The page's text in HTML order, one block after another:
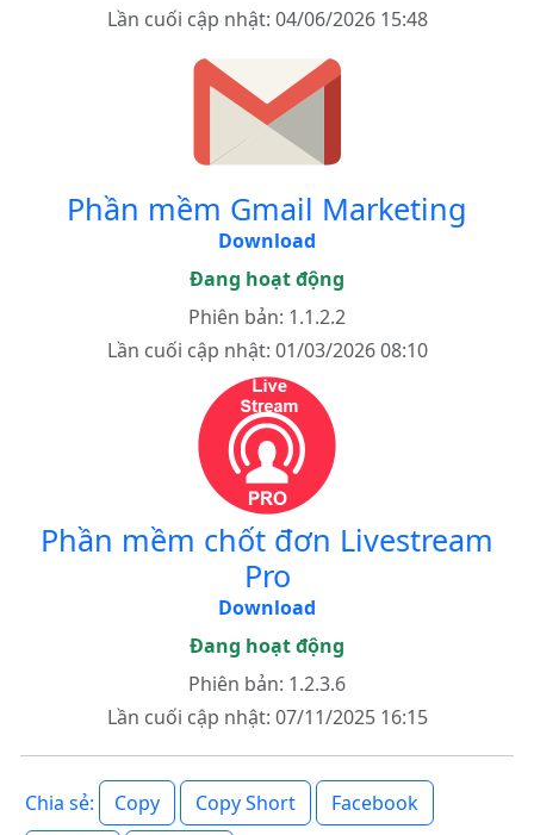
Lần cuối cập nhật: 04/06/2026 15:48
Phần mềm Gmail Marketing
Download
Đang hoạt động
Phiên bản: 1.1.2.2
Lần cuối cập nhật: 01/03/2026 08:10
Phần mềm chốt đơn Livestream
Pro
Download
Đang hoạt động
Phiên bản: 1.2.3.6
Lần cuối cập nhật: 07/11/2025 16:15
Chia sẻ: Copy Copy Short
Facebook